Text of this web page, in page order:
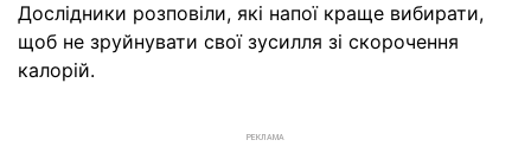
Дослідники розповіли, які напої краще вибирати,
щоб не зруйнувати свої зусилля зі скорочення
калорій.
РЕКЛАМА